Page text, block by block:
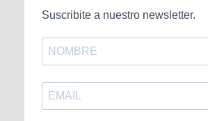
Suscribite a nuestro newsletter.